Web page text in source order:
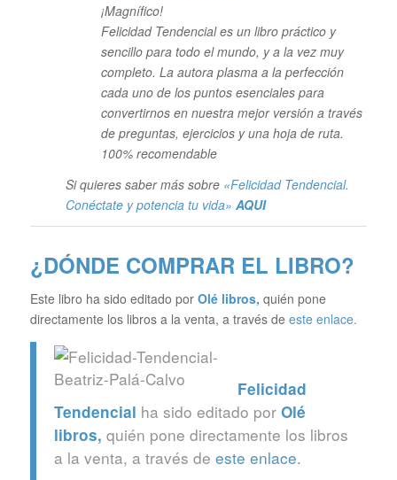
¡Magnífico!
Felicidad Tendencial es un libro práctico y
sencillo para todo el mundo, y a la vez muy
completo. La autora plasma a la perfección
cada uno de los puntos esenciales para
convertirnos en nuestra mejor versión a través
de preguntas, ejercicios y una hoja de ruta.
100% recomendable
Si quieres saber más sobre «Felicidad Tendencial.
Conéctate y potencia tu vida» AQUI
¿DÓNDE COMPRAR EL LIBRO?
Este libro ha sido editado por Olé libros, quién pone
directamente los libros a la venta, a través de este enlace.
Felicidad
Tendencial ha sido editado por Olé
libros, quién pone directamente los libros
a la venta, a través de este enlace.